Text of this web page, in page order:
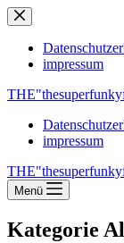
Zum
Inhalt
springen
impressum
impressum
Menü
Kategorie